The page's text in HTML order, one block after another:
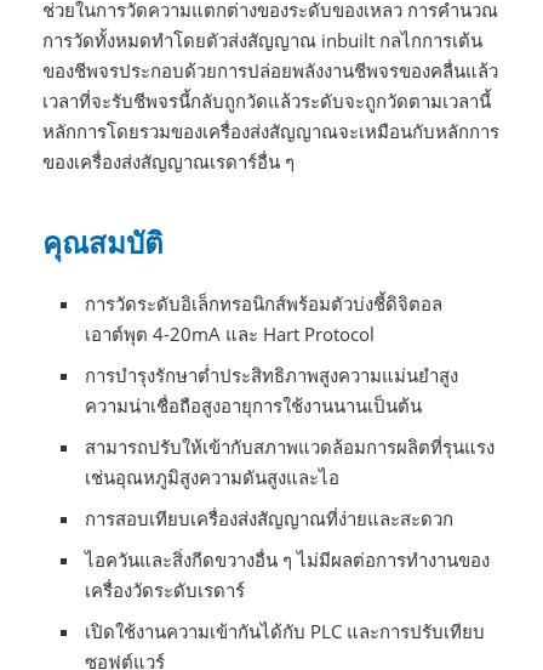
ช่วยในการวัดความแตกต่างของระดับของเหลว การคำนวณ
การวัดทั้งหมดทำโดยตัวส่งสัญญาณ inbuilt กลไกการเต้น
ของชีพจรประกอบด้วยการปล่อยพลังงานชีพจรของคลื่นแล้ว
เวลาที่จะรับชีพจรนี้กลับถูกวัดแล้วระดับจะถูกวัดตามเวลานี้
หลักการโดยรวมของเครื่องส่งสัญญาณจะเหมือนกับหลักการ
ของเครื่องส่งสัญญาณเรดาร์อื่น ๆ
คุณสมบัติ
การวัดระดับอิเล็กทรอนิกส์พร้อมตัวบ่งชี้ดิจิตอล
เอาต์พุต 4-20mA และ Hart Protocol
การบำรุงรักษาต่ำประสิทธิภาพสูงความแม่นยำสูง
ความน่าเชื่อถือสูงอายุการใช้งานนานเป็นต้น
สามารถปรับให้เข้ากับสภาพแวดล้อมการผลิตที่รุนแรง
เช่นอุณหภูมิสูงความดันสูงและไอ
การสอบเทียบเครื่องส่งสัญญาณที่ง่ายและสะดวก
ไอควันและสิ่งกีดขวางอื่น ๆ ไม่มีผลต่อการทำงานของ
เครื่องวัดระดับเรดาร์
เปิดใช้งานความเข้ากันได้กับ PLC และการปรับเทียบ
ซอฟต์แวร์